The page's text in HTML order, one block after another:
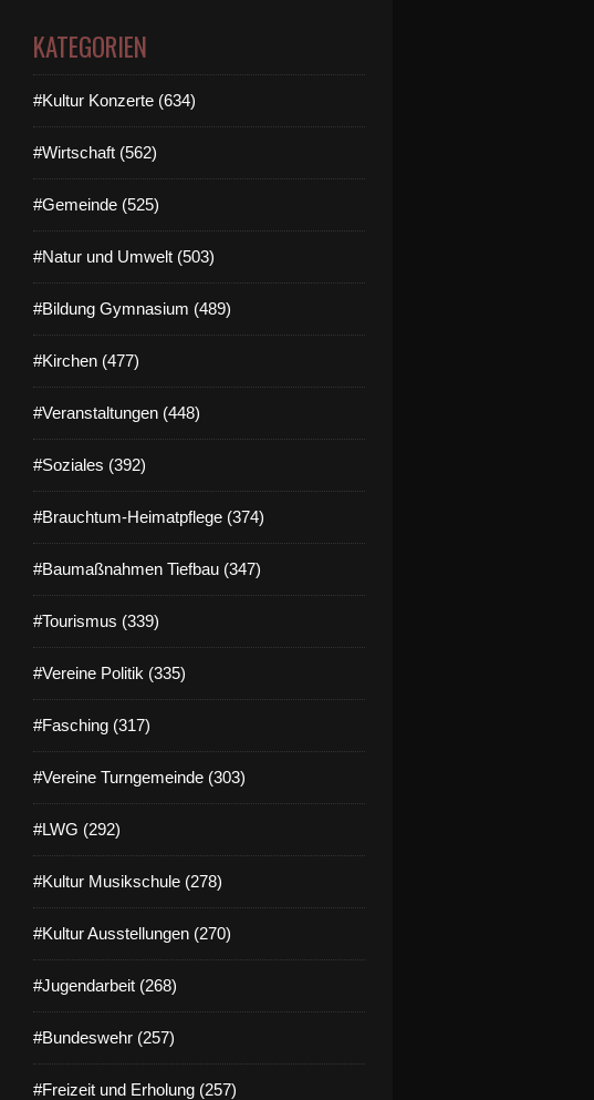
KATEGORIEN
#Kultur Konzerte (634)
#Wirtschaft (562)
#Gemeinde (525)
#Natur und Umwelt (503)
#Bildung Gymnasium (489)
#Kirchen (477)
#Veranstaltungen (448)
#Soziales (392)
#Brauchtum-Heimatpflege (374)
#Baumaßnahmen Tiefbau (347)
#Tourismus (339)
#Vereine Politik (335)
#Fasching (317)
#Vereine Turngemeinde (303)
#LWG (292)
#Kultur Musikschule (278)
#Kultur Ausstellungen (270)
#Jugendarbeit (268)
#Bundeswehr (257)
#Freizeit und Erholung (257)